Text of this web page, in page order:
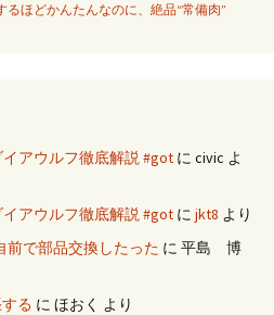
ほどかんたんなのに、絶品“常備肉”
アウルフ徹底解説 #got に civic よ
アウルフ徹底解説 #got に jkt8 より
前で部品交換したった に 平島 博
る に ほおく より